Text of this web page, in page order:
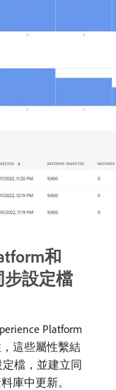
和
步設定檔
Platform
這些屬性繫結
定檔，並建立同
庫中更新。